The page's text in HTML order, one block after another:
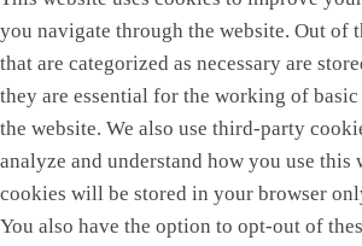
you navigate through the website. Out of
that are categorized as necessary are
they are essential for the working of
the website. We also use third-party
analyze and understand how you use this
cookies will be stored in your browser
You also have the option to opt-out of